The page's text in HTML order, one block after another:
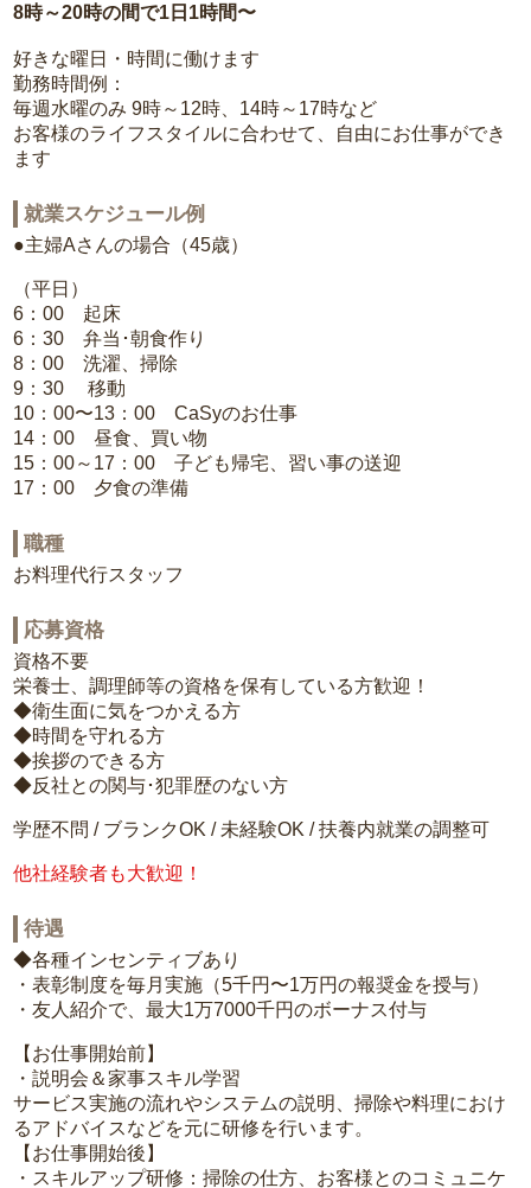
8時～20時の間で1日1時間〜
好きな曜日・時間に働けます
勤務時間例：
毎週水曜のみ 9時～12時、14時～17時など
お客様のライフスタイルに合わせて、自由にお仕事ができ
ます
就業スケジュール例
●主婦Aさんの場合（45歳）
（平日）
6：00 起床
6：30 弁当･朝食作り
8：00 洗濯、掃除
9：30 移動
10：00〜13：00 CaSyのお仕事
14：00 昼食、買い物
15：00～17：00 子ども帰宅、習い事の送迎
17：00 夕食の準備
職種
お料理代行スタッフ
応募資格
資格不要
栄養士、調理師等の資格を保有している方歓迎！
◆衛生面に気をつかえる方
◆時間を守れる方
◆挨拶のできる方
◆反社との関与･犯罪歴のない方
学歴不問 / ブランクOK / 未経験OK / 扶養内就業の調整可
他社経験者も大歓迎！
待遇
◆各種インセンティブあり
・表彰制度を毎月実施（5千円〜1万円の報奨金を授与）
・友人紹介で、最大1万7000千円のボーナス付与
【お仕事開始前】
・説明会＆家事スキル学習
サービス実施の流れやシステムの説明、掃除や料理におけ
るアドバイスなどを元に研修を行います。
【お仕事開始後】
・スキルアップ研修：掃除の仕方、お客様とのコミュニケ